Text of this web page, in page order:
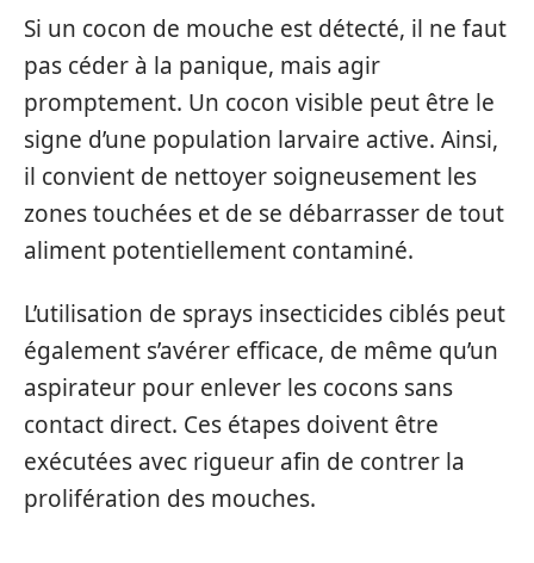
Si un cocon de mouche est détecté, il ne faut
pas céder à la panique, mais agir
promptement. Un cocon visible peut être le
signe d’une population larvaire active. Ainsi,
il convient de nettoyer soigneusement les
zones touchées et de se débarrasser de tout
aliment potentiellement contaminé.
L’utilisation de sprays insecticides ciblés peut
également s’avérer efficace, de même qu’un
aspirateur pour enlever les cocons sans
contact direct. Ces étapes doivent être
exécutées avec rigueur afin de contrer la
prolifération des mouches.